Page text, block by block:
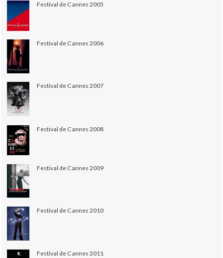
Festival de Cannes 2005
Festival de Cannes 2006
Festival de Cannes 2007
Festival de Cannes 2008
Festival de Cannes 2009
Festival de Cannes 2010
Festival de Cannes 2011